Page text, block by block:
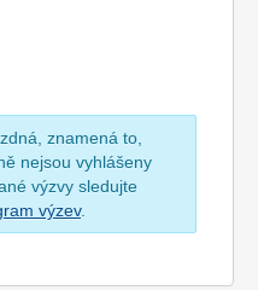
znamená to,
nejsou vyhlášeny
výzvy sledujte
výzev.